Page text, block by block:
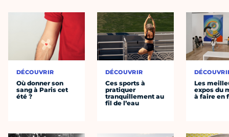
DÉCOUVRIR
Où donner son
sang à Paris cet
été ?
DÉCOUVRIR
Ces sports à
pratiquer
tranquillement au
fil de l’eau
Les
expos du
à faire en